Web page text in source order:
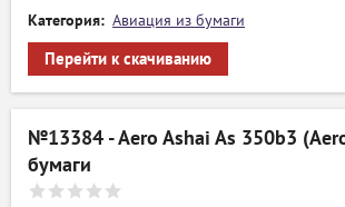
Категория: Авиация из бумаги
Перейти к скачиванию
№13384 - Aero Ashai As 350b3
бумаги